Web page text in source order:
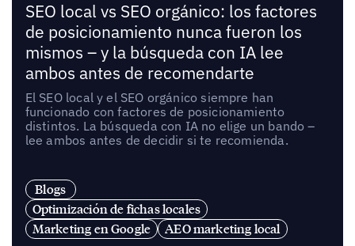
SEO local vs SEO orgánico: los factores
de posicionamiento nunca fueron los
mismos – y la búsqueda con IA lee
ambos antes de recomendarte
El SEO local y el SEO orgánico siempre han
funcionado con factores de posicionamiento
distintos. La búsqueda con IA no elige un bando –
lee ambos antes de decidir si te recomienda.
Blogs
Optimización de fichas locales
Marketing en Google
AEO marketing local